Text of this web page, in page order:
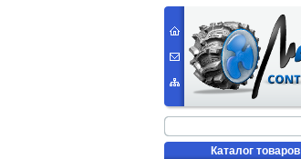
Каталог товаров